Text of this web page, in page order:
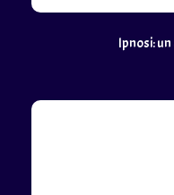
Ipnosi: